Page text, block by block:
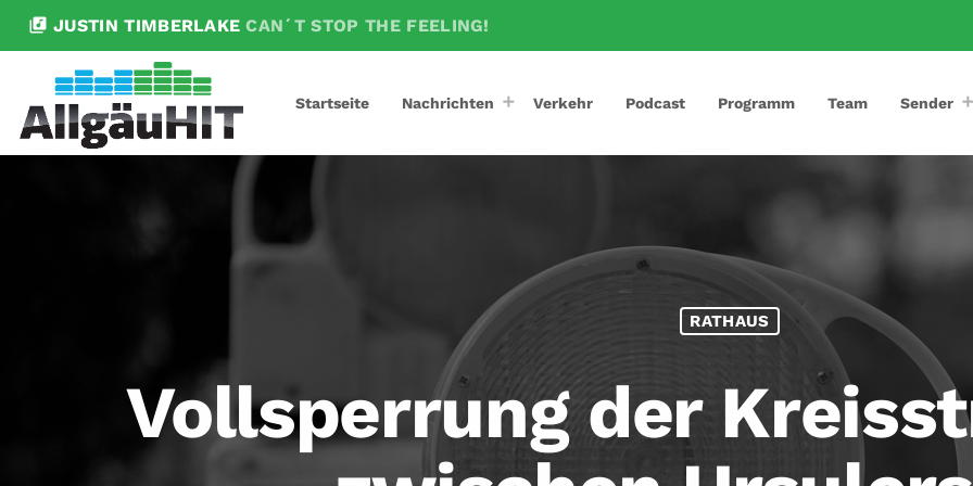
library_music JUSTIN TIMBERLAKE CAN´T STOP THE FEELING!
Startseite Nachrichten Verkehr Podcast Programm Team Sender
RATHAUS
Vollsperrung der